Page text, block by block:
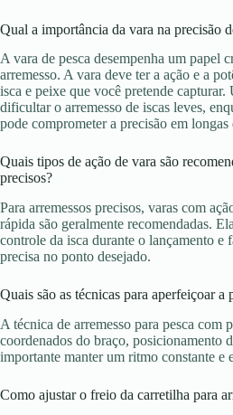
Qual a importância da vara na precisão
A vara de pesca desempenha um papel
arremesso. A vara deve ter a ação e a
isca e peixe que você pretende
dificultar o arremesso de iscas leves,
pode comprometer a precisão em longas
Quais tipos de ação de vara são
precisos?
Para arremessos precisos, varas com
rápida são geralmente recomendadas.
controle da isca durante o lançamento e
precisa no ponto desejado.
Quais são as técnicas para aperfeiçoar a
A técnica de arremesso para pesca com
coordenados do braço, posicionamento
importante manter um ritmo constante e
Como ajustar o freio da carretilha para